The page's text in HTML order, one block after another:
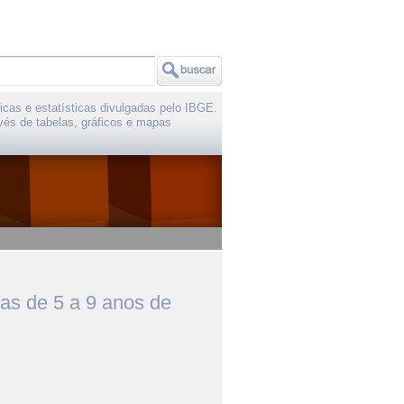
e estatísticas divulgadas pelo IBGE.
de tabelas, gráficos e mapas
de 5 a 9 anos de